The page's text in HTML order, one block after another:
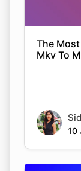
The
Mkv To
10